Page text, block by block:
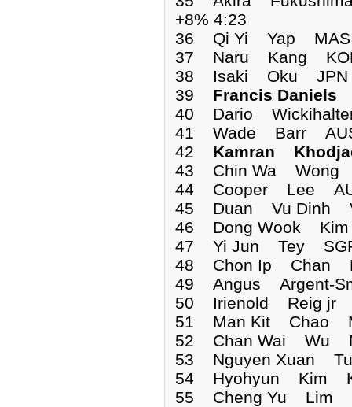
+8% 4:23
36 Qi Yi Yap
37 Naru Kang
38 Isaki Oku JPN
39 Francis
40 Dario
41 Wade Barr
42 Kamran
43 Chin Wa Wong
44 Cooper Lee
45 Duan Vu Dinh
46 Dong Wook
47 Yi Jun Tey
48 Chon Ip Chan
49 Angus Argent-
50 Irienold Reig jr
51 Man Kit Chao
52 Chan Wai Wu
53 Nguyen Xuan
54 Hyohyun Kim
55 Cheng Yu Lim